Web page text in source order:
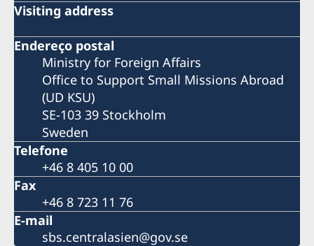
Visiting address
Endereço postal
Ministry for Foreign Affairs
Office to Support Small Missions Abroad
(UD KSU)
SE-103 39 Stockholm
Sweden
Telefone
+46 8 405 10 00
Fax
+46 8 723 11 76
E-mail
sbs.centralasien@gov.se